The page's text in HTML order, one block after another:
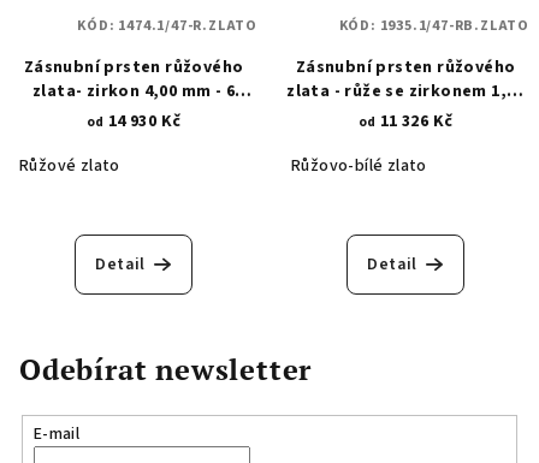
Zásnubní prsten růžového
zlata- zirkon 4,00 mm - 6
zaoblených krapen 1474.1
od 14 930 Kč
Růžové zlato
Detail
KÓD: 1474.1/47-R.ZLATO
Zásnubní prsten růžového
zlata - růže se zirkonem 1,60
mm 1935.1
od 11 326 Kč
Růžovo-bílé zlato
Detail
KÓD: 1935.1/47-RB.ZLATO
Odebírat newsletter
E-mail